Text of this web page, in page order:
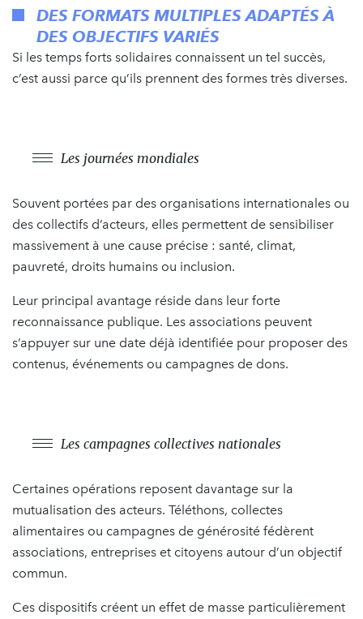
DES FORMATS MULTIPLES ADAPTÉS À
DES OBJECTIFS VARIÉS
Si les temps forts solidaires connaissent un tel succès,
c’est aussi parce qu’ils prennent des formes très diverses.
Les journées mondiales
Souvent portées par des organisations internationales ou
des collectifs d’acteurs, elles permettent de sensibiliser
massivement à une cause précise : santé, climat,
pauvreté, droits humains ou inclusion.
Leur principal avantage réside dans leur forte
reconnaissance publique. Les associations peuvent
s’appuyer sur une date déjà identifiée pour proposer des
contenus, événements ou campagnes de dons.
Les campagnes collectives nationales
Certaines opérations reposent davantage sur la
mutualisation des acteurs. Téléthons, collectes
alimentaires ou campagnes de générosité fédèrent
associations, entreprises et citoyens autour d’un objectif
commun.
Ces dispositifs créent un effet de masse particulièrement